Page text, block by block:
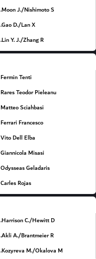
Moon J./Nishimoto S.
Gao D./Lan X.
Lin Y. J./Zhang R.
Fermin Tenti
Rares Teodor Pieleanu
Matteo Sciahbasi
Ferrari Francesco
Vito Dell Elba
Giannicola Misasi
Odysseas Geladaris
Carles Rojas
Harrison C./Hewitt D.
Akli A./Brantmeier R.
Kozyreva M./Okalova M.